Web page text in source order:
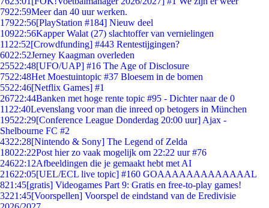
7922:59Meer dan 40 uur werken.
17922:56[PlayStation #184] Nieuw deel
10922:56Kapper Walat (27) slachtoffer van vernielingen
11 22:52[Crowdfunding] #443 Rentestijgingen?
6022:52Jerney Kaagman overleden
25522:48[UFO/UAP] #16 The Age of Disclosure
7522:48Het Moestuintopic #37 Bloesem in de bomen
5522:46[Netflix Games] #1
26722:44Banken met hoge rente topic #95 - Dichter naar de 0
11 22:40Levenslang voor man die inreed op betogers in München
19522:29[Conference League Donderdag 20:00 uur] Ajax -
Shelbourne FC #2
4322:28[Nintendo & Sony] The Legend of Zelda
18022:22Post hier zo vaak mogelijk om 22:22 uur #76
24622:12Afbeeldingen die je gemaakt hebt met AI
21622:05[UEL/ECL live topic] #160 GOAAAAAAAAAAAAAL
821:45[gratis] Videogames Part 9: Gratis en free-to-play games!
3221:45[Voorspellen] Voorspel de eindstand van de Eredivisie